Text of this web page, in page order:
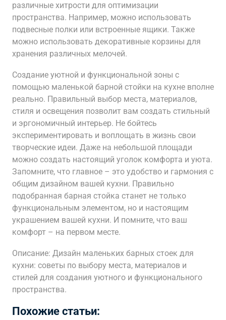
различные хитрости для оптимизации
пространства. Например, можно использовать
подвесные полки или встроенные ящики. Также
можно использовать декоративные корзины для
хранения различных мелочей.
Создание уютной и функциональной зоны с
помощью маленькой барной стойки на кухне вполне
реально. Правильный выбор места, материалов,
стиля и освещения позволит вам создать стильный
и эргономичный интерьер. Не бойтесь
экспериментировать и воплощать в жизнь свои
творческие идеи. Даже на небольшой площади
можно создать настоящий уголок комфорта и уюта.
Запомните, что главное – это удобство и гармония с
общим дизайном вашей кухни. Правильно
подобранная барная стойка станет не только
функциональным элементом, но и настоящим
украшением вашей кухни. И помните, что ваш
комфорт – на первом месте.
Описание: Дизайн маленьких барных стоек для
кухни: советы по выбору места, материалов и
стилей для создания уютного и функционального
пространства.
Похожие статьи: